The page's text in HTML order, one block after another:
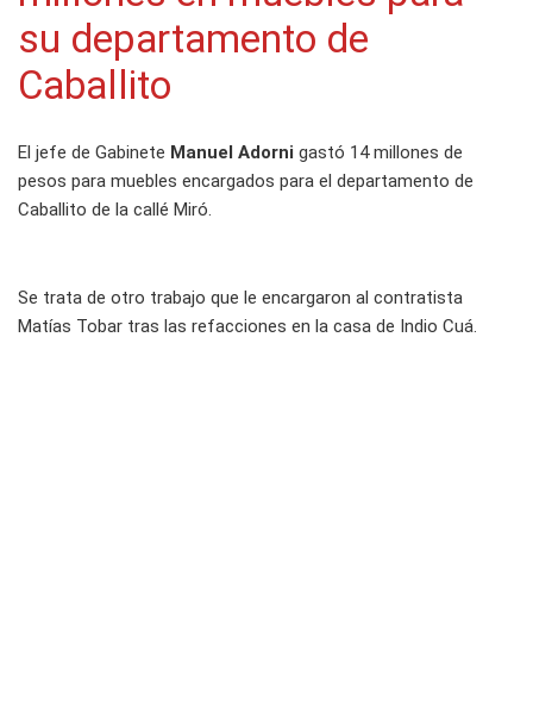
su departamento de
Caballito
El jefe de Gabinete Manuel Adorni gastó 14 millones de
pesos para muebles encargados para el departamento de
Caballito de la callé Miró.
Se trata de otro trabajo que le encargaron al contratista
Matías Tobar tras las refacciones en la casa de Indio Cuá.